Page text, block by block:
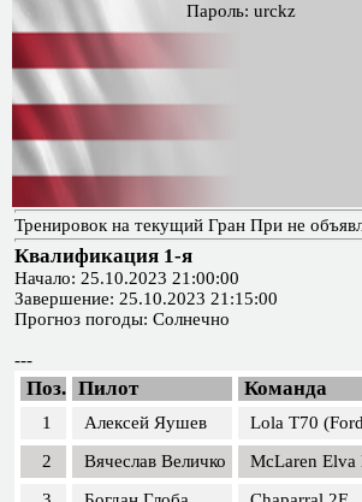
Пароль: urckz
Тренировок на текущий Гран При не
Квалификация 1-я
Начало: 25.10.2023 21:00:00
Завершение: 25.10.2023 21:15:00
Прогноз погоды: Солнечно
---
Поз. Пилот Команда
1 Алексей Яушев Lola T70
2
Вячеслав Величко McLaren